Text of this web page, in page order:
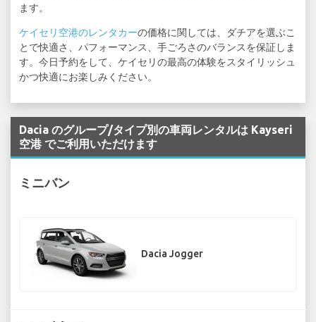
ます。
ケイセリ空港のレンタカーの価格に関しては、ダチアを選ぶこ
とで快適さ、パフォーマンス、手ごろさのバランスを保証しま
す。今日予約をして、ケイセリの最高の体験をスタイリッシュ
かつ快適にお楽しみください。
Dacia のグループ/タイプ別の車両レンタルは Kayseri
空港 でご利用いただけます
ミニバン
Dacia Jogger